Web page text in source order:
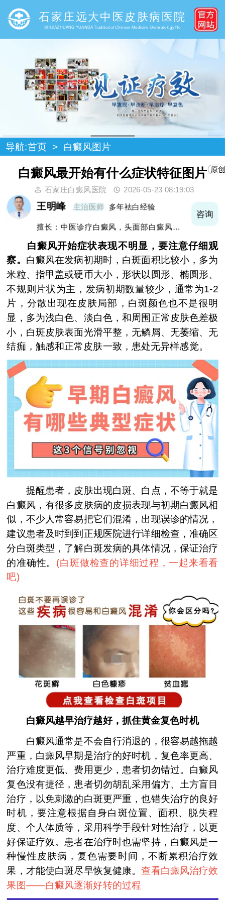
石家庄远大中医皮肤病医院
SHIJIAZHUANG YUANDA Traditional Chinese Medicine Dermatology Ho
导航:首页 > 白癜风图片
白癜风最开始有什么症状特征图片
石家庄白癜风医院 2026-05-23 08:19:03
王明峰 主治医师 多年袪白经验
擅长：中医诊疗白癜风，头面部白癜风，青
咨询
白癜风开始症状表现不明显，要注意仔细观
察。 白癜风在发病初期时，白斑面积比较小，多为
米粒、指甲盖或硬币大小，形状以圆形、椭圆形、
不规则片状为主，发病初期数量较少，通常为1-2
片，分散出现在皮肤局部，白斑颜色也不是很明
显，多为浅白色、淡白色，和周围正常皮肤色差极
小，白斑皮肤表面光滑平整，无鳞屑、无萎缩、无
结痂，触感和正常皮肤一致，患处无异样感觉。
提醒患者，皮肤出现白斑、白点，不等于就是
白癜风，有很多皮肤病的皮损表现与初期白癜风相
似，不少人常容易把它们混淆，出现误诊的情况，
建议患者及时到到正规医院进行详细检查，准确区
分白斑类型，了解白斑发病的具体情况，保证治疗
的准确性。 (白斑做检查的详细过程，一起来看看
吧)
白癜风越早治疗越好，抓住黄金复色时机
白癜风通常是不会自行消退的，很容易越拖越
严重，白癜风早期是治疗的好时机，复色率更高、
治疗难度更低、费用更少，患者切勿错过。白癜风
复色没有捷径，患者切勿胡乱采用偏方、土方盲目
治疗，以免刺激的白斑更严重，也错失治疗的良好
时机，要注意根据自身白斑位置、面积、脱失程
度、个人体质等，采用科学手段针对性治疗，以更
好保证疗效。患者在治疗时也需坚持，白癜风是一
种慢性皮肤病，复色需要时间，不断累积治疗效
果，才能使白斑尽早恢复健康。查看白癜风治疗效
果图——白癜风逐渐好转的过程